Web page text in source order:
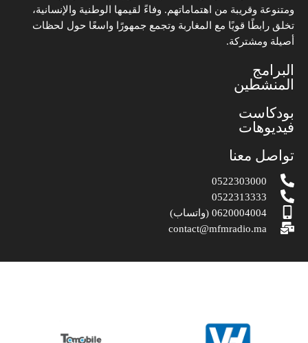
ومتنوعة وقريبة من اهتماماتهم. وفاءً لقيمها الوطنية والإنسانية،
تخلق رابطًا قويًا مع المغاربة وتجمع جمهورًا واسعًا حول لحظات
أصيلة ومشتركة.
البرامج
المنشطين
بودكاست
فيديوهات
تواصل معنا
0522303000
0522313333
0620004004 (واتساب)
contact@mfmradio.ma